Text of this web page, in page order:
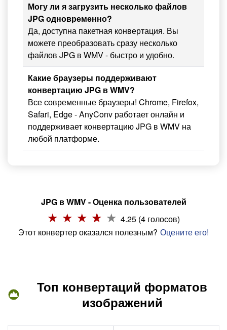
Могу ли я загрузить несколько файлов
JPG одновременно?
Да, доступна пакетная конвертация. Вы
можете преобразовать сразу несколько
файлов JPG в WMV - быстро и удобно.
Какие браузеры поддерживают
конвертацию JPG в WMV?
Все современные браузеры! Chrome, Firefox,
Safari, Edge - AnyConv работает онлайн и
поддерживает конвертацию JPG в WMV на
любой платформе.
JPG в WMV - Оценка пользователей
4.25 (4 голосов)
Этот конвертер оказался полезным? Оцените его!
Топ конвертаций форматов
изображений